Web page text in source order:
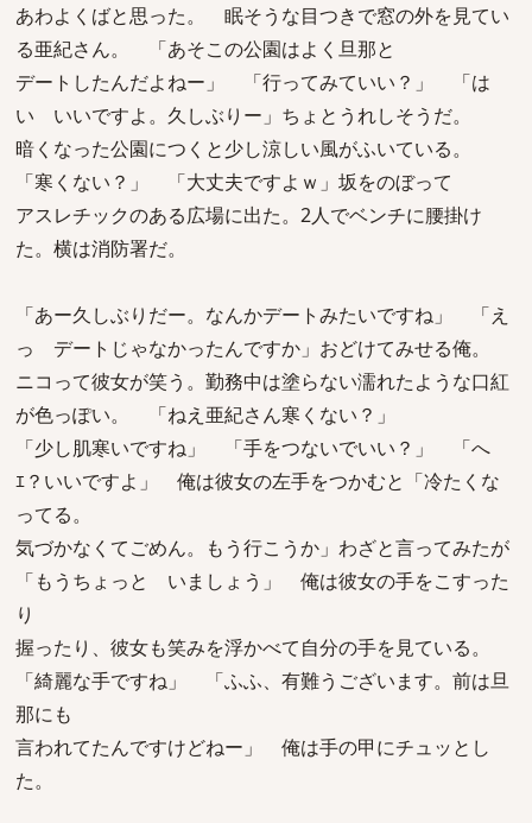
あわよくばと思った。 眠そうな目つきで窓の外を見てい
る亜紀さん。 「あそこの公園はよく旦那と
デートしたんだよねー」 「行ってみていい？」 「は
い いいですよ。久しぶりー」ちょとうれしそうだ。
暗くなった公園につくと少し涼しい風がふいている。
「寒くない？」 「大丈夫ですよｗ」坂をのぼって
アスレチックのある広場に出た。2人でベンチに腰掛け
た。横は消防署だ。
「あー久しぶりだー。なんかデートみたいですね」 「え
っ デートじゃなかったんですか」おどけてみせる俺。
ニコって彼女が笑う。勤務中は塗らない濡れたような口紅
が色っぽい。 「ねえ亜紀さん寒くない？」
「少し肌寒いですね」 「手をつないでいい？」 「へ
ｴ？いいですよ」 俺は彼女の左手をつかむと「冷たくな
ってる。
気づかなくてごめん。もう行こうか」わざと言ってみたが
「もうちょっと いましょう」 俺は彼女の手をこすった
り
握ったり、彼女も笑みを浮かべて自分の手を見ている。
「綺麗な手ですね」 「ふふ、有難うございます。前は旦
那にも
言われてたんですけどねー」 俺は手の甲にチュッとし
た。